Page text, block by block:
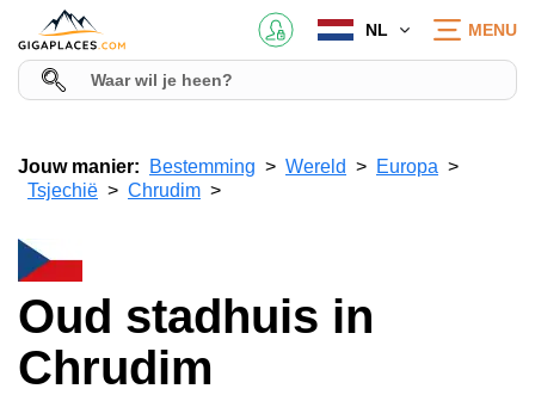
NL MENU
Jouw manier: Bestemming Wereld
Europa
Tsjechië
Chrudim
Oud stadhuis in
Chrudim